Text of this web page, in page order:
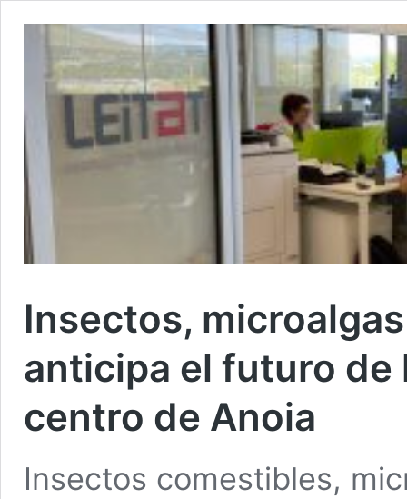
Insectos,
anticipa el futuro de
centro de Anoia
Insectos comestibles,